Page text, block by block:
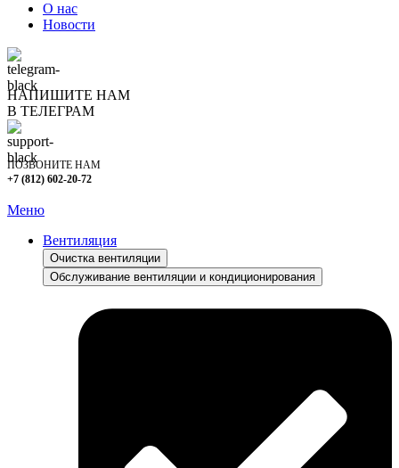
О нас
Новости
НАПИШИТЕ НАМ
В ТЕЛЕГРАМ
ПОЗВОНИТЕ НАМ
+7 (812) 602-20-72
Меню
Вентиляция
Очистка вентиляции
Обслуживание вентиляции и кондиционирования